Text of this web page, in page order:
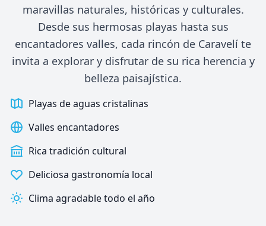
maravillas naturales, históricas y culturales.
Desde sus hermosas playas hasta sus
encantadores valles, cada rincón de Caravelí te
invita a explorar y disfrutar de su rica herencia y
belleza paisajística.
Playas de aguas cristalinas
Valles encantadores
Rica tradición cultural
Deliciosa gastronomía local
Clima agradable todo el año